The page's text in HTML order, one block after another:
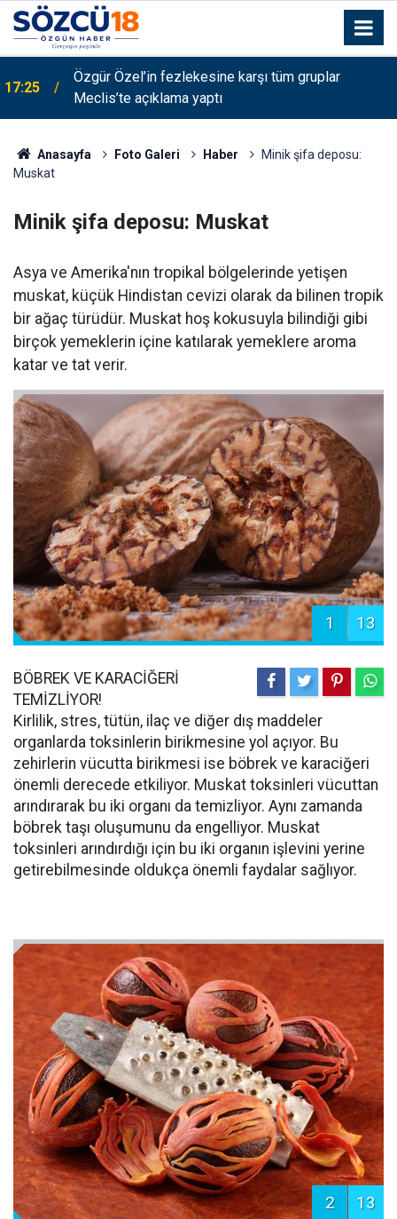
17:25
Özgür Özel’in fezlekesine karşı tüm gruplar
Meclis’te açıklama yaptı
Anasayfa Foto Galeri Haber
Minik şifa deposu:
Muskat
Minik şifa deposu: Muskat
Asya ve Amerika'nın tropikal bölgelerinde yetişen
muskat, küçük Hindistan cevizi olarak da bilinen tropik
bir ağaç türüdür. Muskat hoş kokusuyla bilindiği gibi
birçok yemeklerin içine katılarak yemeklere aroma
katar ve tat verir.
1 13
BÖBREK VE KARACİĞERİ
TEMİZLİYOR!
Kirlilik, stres, tütün, ilaç ve diğer dış maddeler
organlarda toksinlerin birikmesine yol açıyor. Bu
zehirlerin vücutta birikmesi ise böbrek ve karaciğeri
önemli derecede etkiliyor. Muskat toksinleri vücuttan
arındırarak bu iki organı da temizliyor. Aynı zamanda
böbrek taşı oluşumunu da engelliyor. Muskat
toksinleri arındırdığı için bu iki organın işlevini yerine
getirebilmesinde oldukça önemli faydalar sağlıyor.
2 13